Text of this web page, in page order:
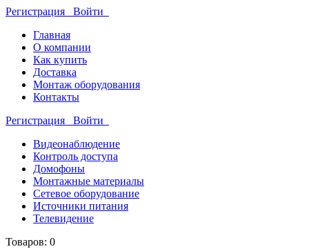
Регистрация Войти
Главная
О компании
Как купить
Доставка
Монтаж оборудования
Контакты
Регистрация Войти
Видеонаблюдение
Контроль доступа
Домофоны
Монтажные материалы
Сетевое оборудование
Источники питания
Телевидение
Товаров: 0